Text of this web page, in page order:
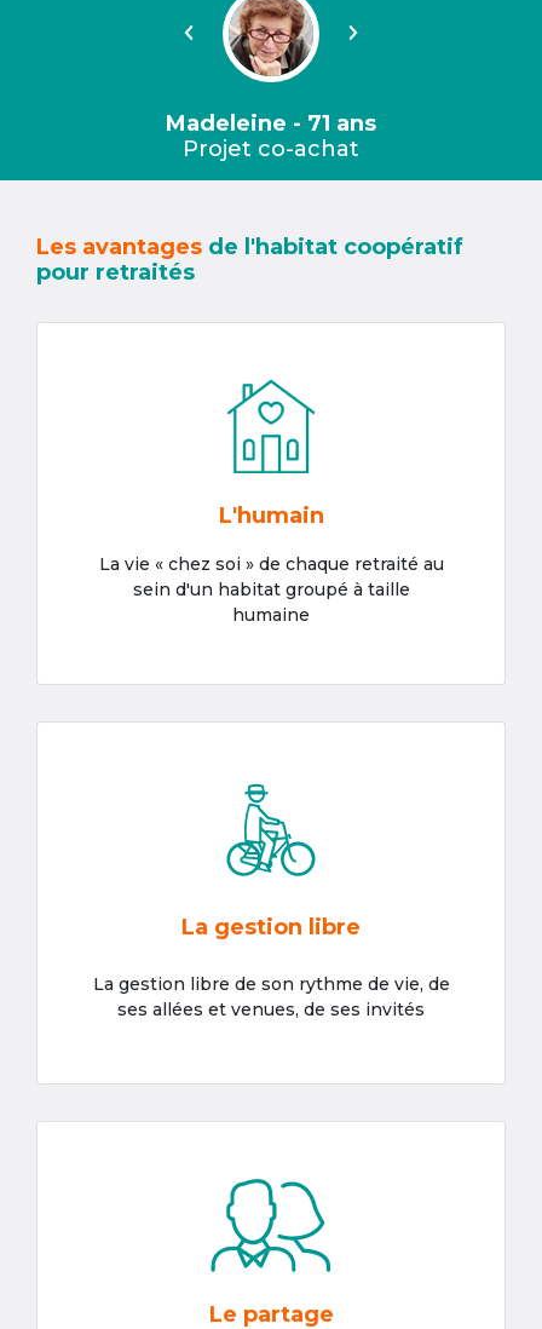
Précédent Suivant
Madeleine - 71 ans
Projet co-achat
Les avantages de l'habitat coopératif
pour retraités
L'humain
La vie « chez soi » de chaque retraité au
sein d'un habitat groupé à taille
humaine
La gestion libre
La gestion libre de son rythme de vie, de
ses allées et venues, de ses invités
Le partage